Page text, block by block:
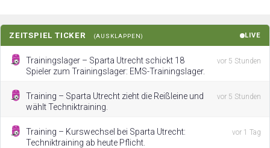
ZEITSPIEL TICKER (AUSKLAPPEN) LIVE
Trainingslager – Sparta Utrecht schickt 18
Spieler zum Trainingslager: EMS-Trainingslager.
vor 5 Stunden
Training – Sparta Utrecht zieht die Reißleine und
wählt Techniktraining.
vor 5 Stunden
Training – Kurswechsel bei Sparta Utrecht:
Techniktraining ab heute Pflicht.
vor 1 Tag